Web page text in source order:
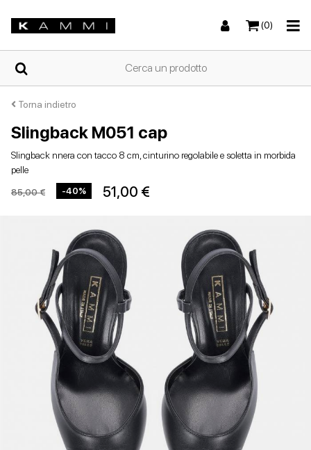
(0)
HOME
CHI
SIAMO
NEGOZI
DONNA
ESTIVE
SCARPE
DONNA
INVERNALI
SCARPE
UOMO
CONTATTI
SneakersSandali bassi
Stivali e stivalettiZeppe
Sandali con taccoScarpe con tacco
Scarpe basse
SneakersStivali e stivaletti
Scarpe con tacco
Scarpe basse
Indietro
Torna indietro
Slingback M051 cap
Slingback nnera con tacco 8 cm, cinturino regolabile e soletta in morbida
pelle
85,00 € -40% 51,00 €